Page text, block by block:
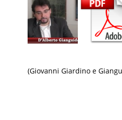
(Giovanni Giardino e